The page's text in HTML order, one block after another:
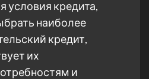
условия кредита,
наиболее
кредит,
их
и